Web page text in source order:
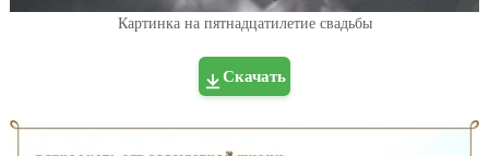
Картинка на пятнадцатилетие свадьбы
Скачать